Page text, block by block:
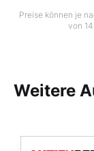
Preise können je
von
Weitere